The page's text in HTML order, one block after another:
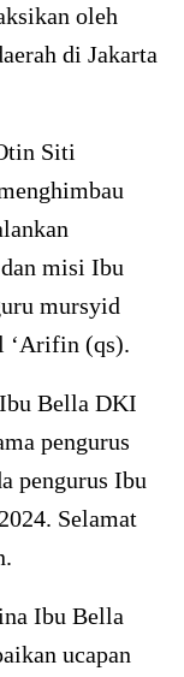
oleh
di Jakarta
Siti
misi Ibu
mursyid
‘Arifin (qs).
Bella DKI
pengurus
pengurus Ibu
Selamat
Ibu Bella
ucapan